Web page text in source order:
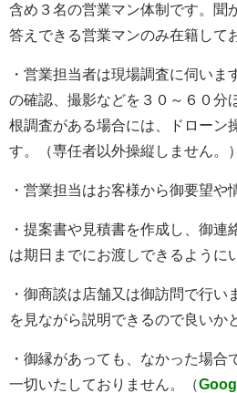
含め３名の営業マン体制です。聞
答えできる営業マンのみ在籍して
・営業担当者は現場調査に伺いま
の確認、撮影などを３０～６０分
根調査がある場合には、ドローン
す。（専任者以外操縦しません。）
・営業担当はお客様から御要望や
・提案書や見積書を作成し、御連
は期日までにお渡しできるように
・御商談は店舗又は御訪問で行い
を見ながら説明できるので良いか
・御縁があっても、なかった場合
一切いたしておりません。（